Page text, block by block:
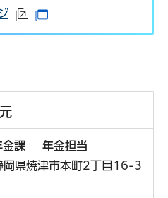
（外部サイトへリンク）
金課 年金担当
県焼津市本町2丁目16-3